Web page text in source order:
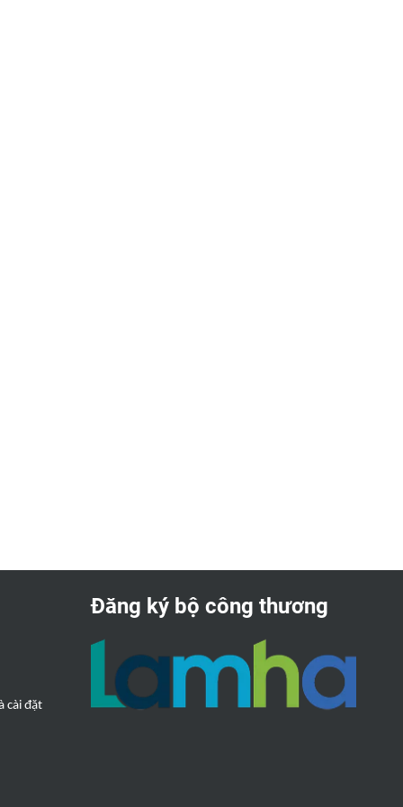
cài đặt
Đăng ký bộ công thương